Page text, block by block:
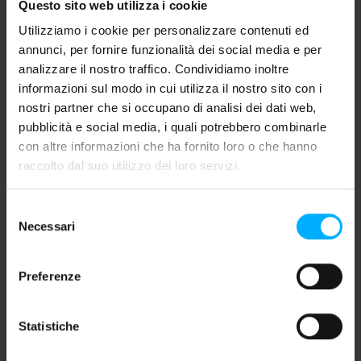
Questo sito web utilizza i cookie
Utilizziamo i cookie per personalizzare contenuti ed
annunci, per fornire funzionalità dei social media e per
analizzare il nostro traffico. Condividiamo inoltre
informazioni sul modo in cui utilizza il nostro sito con i
nostri partner che si occupano di analisi dei dati web,
pubblicità e social media, i quali potrebbero combinarle
con altre informazioni che ha fornito loro o che hanno
raccolto dal suo utilizzo dei loro servizi.
delNecessari
Preferenze
Statistiche
lingua, il dispositivo utilizzato, il contesto della ricerca e,
in alcuni casi, le impostazioni dell’account Google (ad
es. "Fonti Preferite", la funzionalità recentemente
rilasciata anche in Italia).
Questo significa chedue persone possono cercare la
stessa parola chiave e vedere risultati parzialmente
diversi. La personalizzazione permette a Google di
fornire risposte più coerenti con il contesto, soprattutto
per ricerche locali, commerciali o legate a esigenze
Per le aziende, questo rende ancora più importante
solo le keyword, ma anche il pubblico, il mercato, il
territorio, il dispositivo e il momento del percorso di